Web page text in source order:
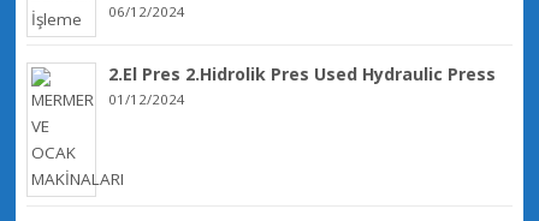
06/12/2024
2.El Pres 2.Hidrolik Pres Used Hydraulic Press
01/12/2024